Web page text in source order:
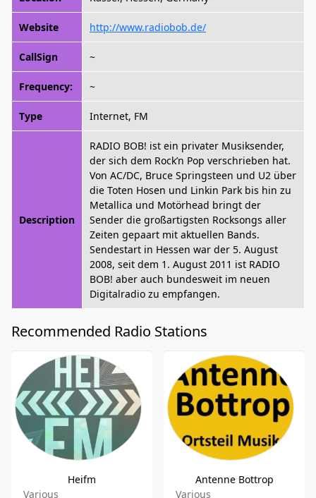
Website http://www.radiobob.de/
CallSign ~
Frequency: ~
Type Internet, FM
Description
RADIO BOB! ist ein privater Musiksender,
der sich dem Rock’n Pop verschrieben hat.
Von AC/DC, Bruce Springsteen und U2 über
die Toten Hosen und Linkin Park bis hin zu
Metallica und Motörhead bringt der
Sender die großartigsten Rocksongs aller
Zeiten gepaart mit aktuellen Bands.
Sendestart in Hessen war der 5. August
2008, seit dem 1. August 2011 ist RADIO
BOB! aber auch bundesweit im neuen
Digitalradio zu empfangen.
Recommended Radio Stations
Heifm
Various
Antenne Bottrop
Various